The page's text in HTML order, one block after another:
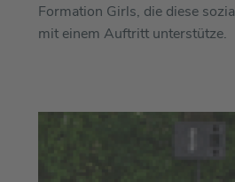
Formation Girls, die diese
mit einem Auftritt unterstütze.